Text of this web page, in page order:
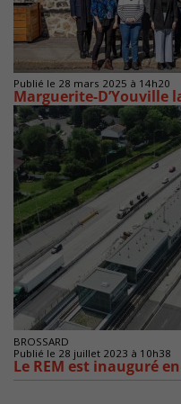
Publié le 28 mars 2025 à 14h20
Marguerite-D’Youville
BROSSARD
Publié le 28 juillet 2023 à 10h38
Le REM est inauguré